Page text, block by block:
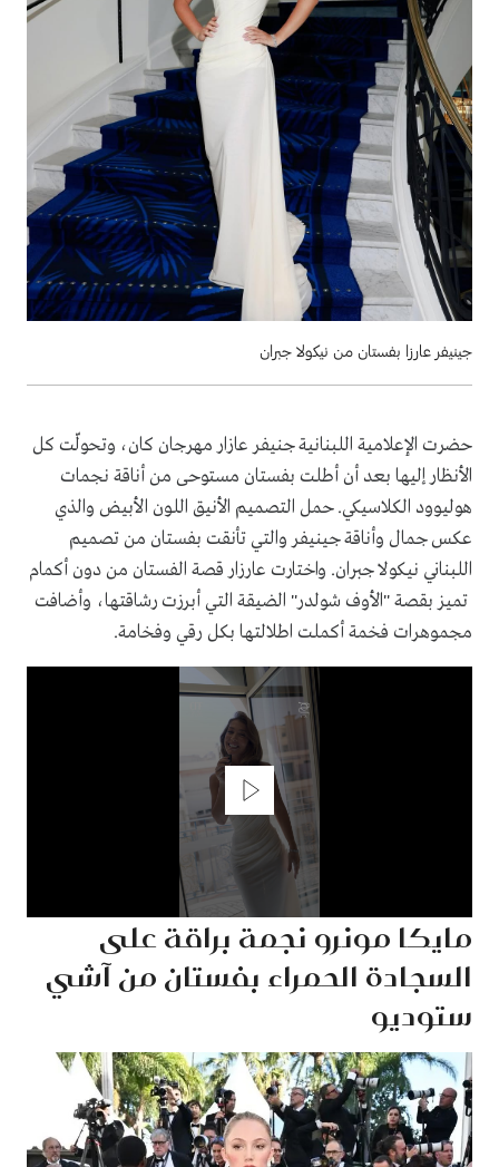
جينيفر عارزا بفستان من نيكولا جبران
حضرت الإعلامية اللبنانية جنيفر عازار مهرجان كان، وتحولّت كل
الأنظار إليها بعد أن أطلت بفستان مستوحى من أناقة نجمات
هوليوود الكلاسيكي. حمل التصميم الأنيق اللون الأبيض والذي
عكس جمال وأناقة جينيفر والتي تأنقت بفستان من تصميم
اللبناني نيكولا جبران. واختارت عارزار قصة الفستان من دون أكمام
تميز بقصة "الأوف شولدر" الضيقة التي أبرزت رشاقتها، وأضافت
مجموهرات فخمة أكملت اطلالتها بكل رقي وفخامة.
minute,
مايكا مونرو نجمة براقة على
السجادة الحمراء بفستان من آشي
ستوديو